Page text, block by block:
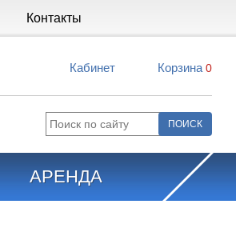
Контакты
Кабинет Корзина 0
АРЕНДА